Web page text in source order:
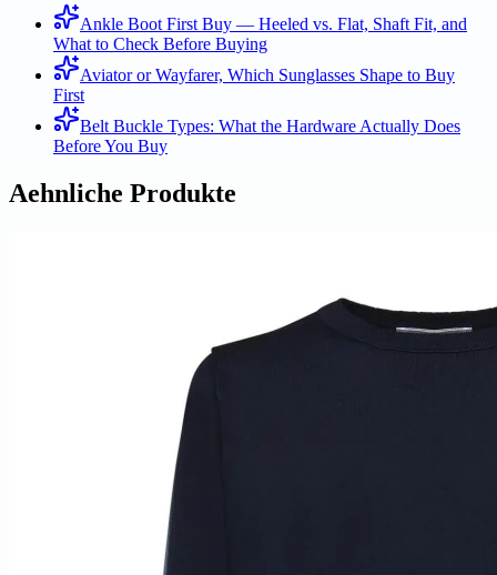
Ankle Boot First Buy — Heeled vs. Flat, Shaft Fit, and
What to Check Before Buying
Aviator or Wayfarer, Which Sunglasses Shape to Buy
First
Belt Buckle Types: What the Hardware Actually Does
Before You Buy
Aehnliche Produkte